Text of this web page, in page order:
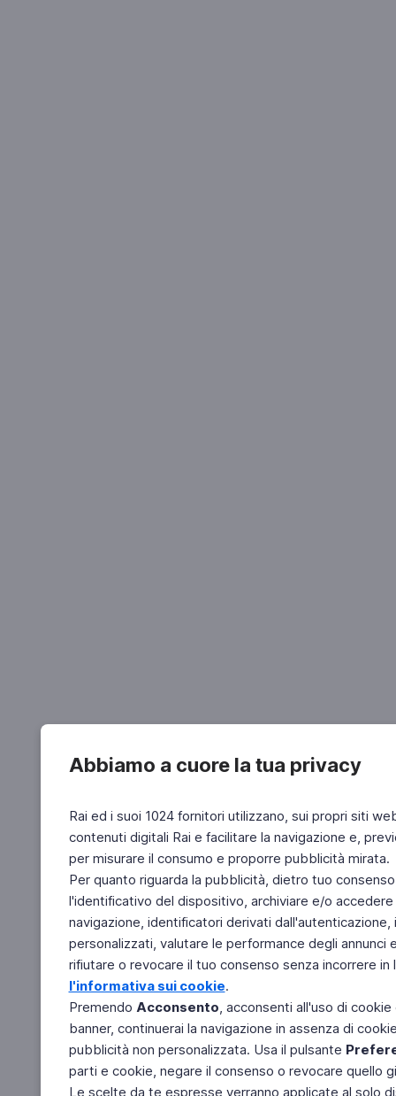
Abbiamo a cuore la tua privacy
Rai ed i suoi 1024 fornitori utilizzano, sui propri siti
contenuti digitali Rai e facilitare la navigazione e,
per misurare il consumo e proporre pubblicità mirata.
Per quanto riguarda la pubblicità, dietro tuo
l'identificativo del dispositivo, archiviare e/o
navigazione, identificatori derivati
personalizzati, valutare le performance degli
rifiutare o revocare il tuo consenso senza incorrere
l'informativa sui cookie.
Premendo Acconsento, acconsenti all'uso di
banner, continuerai la navigazione in assenza di
pubblicità non personalizzata. Usa il pulsante
parti e cookie, negare il consenso o revocare quello
Le scelte da te espresse verranno applicate al solo